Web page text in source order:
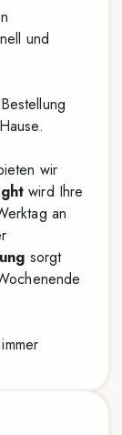
und
wir
wird Ihre
an
sorgt